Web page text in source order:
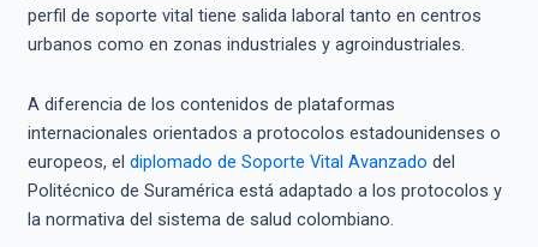
perfil de soporte vital tiene salida laboral tanto en centros
urbanos como en zonas industriales y agroindustriales.
A diferencia de los contenidos de plataformas
internacionales orientados a protocolos estadounidenses o
europeos, el diplomado de Soporte Vital Avanzado del
Politécnico de Suramérica está adaptado a los protocolos y
la normativa del sistema de salud colombiano.